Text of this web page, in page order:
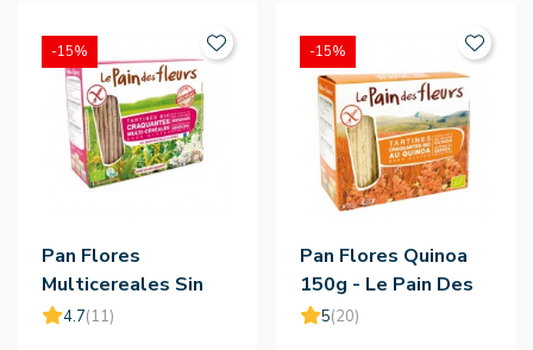
Pan Flores
Multicereales Sin
Gluten Bio 150g - Le
4.7(11)
-15%
Pan Flores Quinoa
150g - Le Pain Des
Fleurs
5(20)
-15%